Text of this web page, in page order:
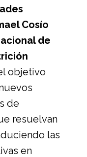
Cosío
de
objetivo
de
resuelvan
las
en